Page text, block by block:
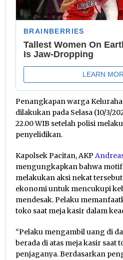
Penangkapan warga
dilakukan pada Selasa (10/3/
22.00 WIB setelah polisi
penyelidikan.
Kapolsek Pacitan, AKP
mengungkapkan bahwa
melakukan aksi nekat
ekonomi untuk mencukupi
mendesak. Pelaku
toko saat meja kasir dalam
“Pelaku mengambil uang di
berada di atas meja kasir saat
penjaganya. Berdasarkan